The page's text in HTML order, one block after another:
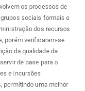
os processos de
sociais formais e
dos recursos
porém verificaram-se
da qualidade da
de base para o
e incursões
permitindo uma melhor